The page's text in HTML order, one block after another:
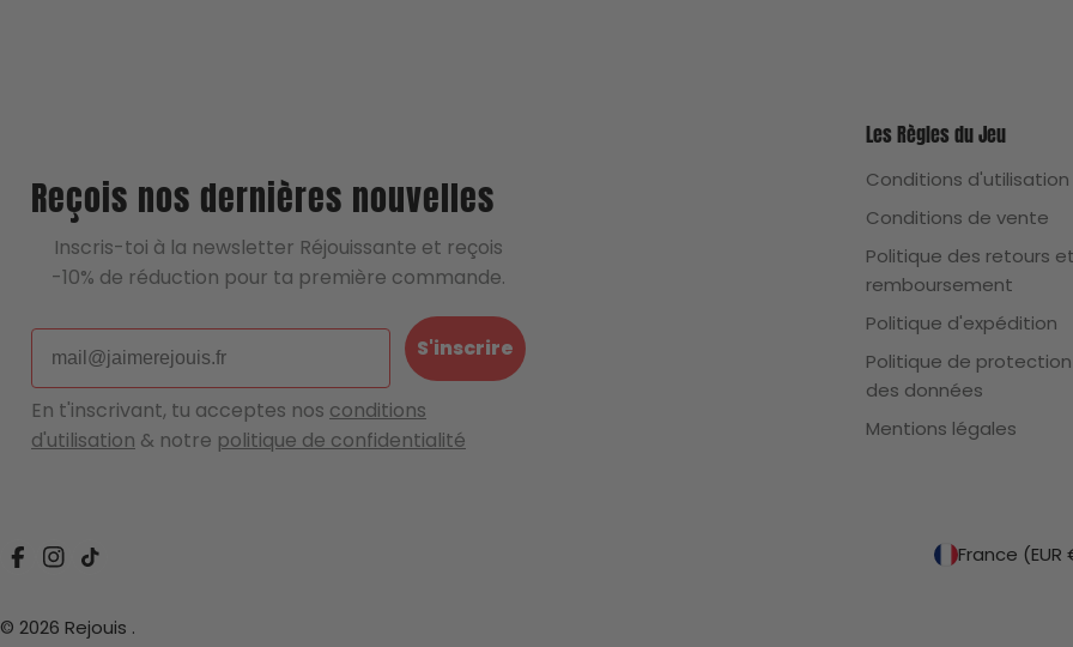
Reçois nos dernières nouvelles
Inscris-toi à la newsletter Réjouissante et reçois
-10% de réduction pour ta première commande.
Email S'inscrire
En t'inscrivant, tu acceptes nos conditions
d'utilisation & notre politique de confidentialité
Les Règles du Jeu
Conditions d'utilisation
Conditions de vente
Politique des retours et
remboursement
Politique d'expédition
Politique de protection
des données
Mentions légales
P
Facebook
Instagram
Tik Tok
© 2026 Rejouis .